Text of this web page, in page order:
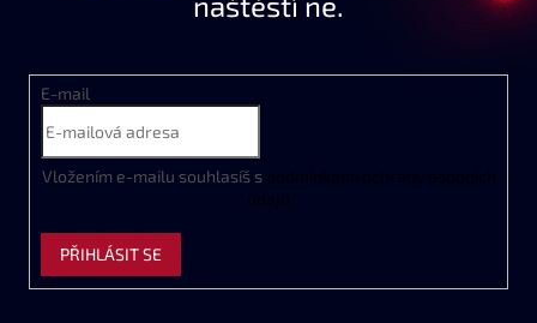
v
v
s
u
E-mail
Vložením e-mailu souhlasíš s podmínkami ochrany osobních
údajů
PŘIHLÁSIT SE